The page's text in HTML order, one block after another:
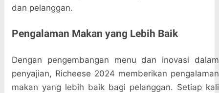
dan pelanggan.
Pengalaman Makan yang Lebih Baik
Dengan pengembangan menu dan inovasi dalam
penyajian, Richeese 2024 memberikan pengalaman
makan yang lebih baik bagi pelanggan. Setiap kali